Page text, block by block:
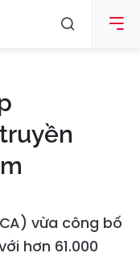
vừa công bố
hơn 61.000